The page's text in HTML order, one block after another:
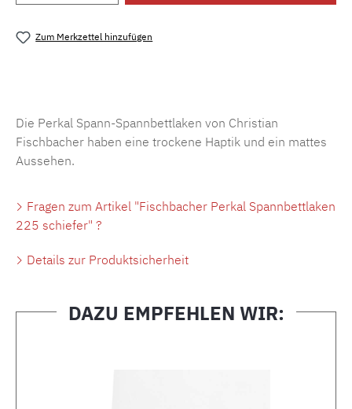
Zum Merkzettel hinzufügen
Die Perkal Spann-Spannbettlaken von Christian
Fischbacher haben eine trockene Haptik und ein mattes
Aussehen.
Fragen zum Artikel "Fischbacher Perkal Spannbettlaken
225 schiefer" ?
Details zur Produktsicherheit
DAZU EMPFEHLEN WIR: